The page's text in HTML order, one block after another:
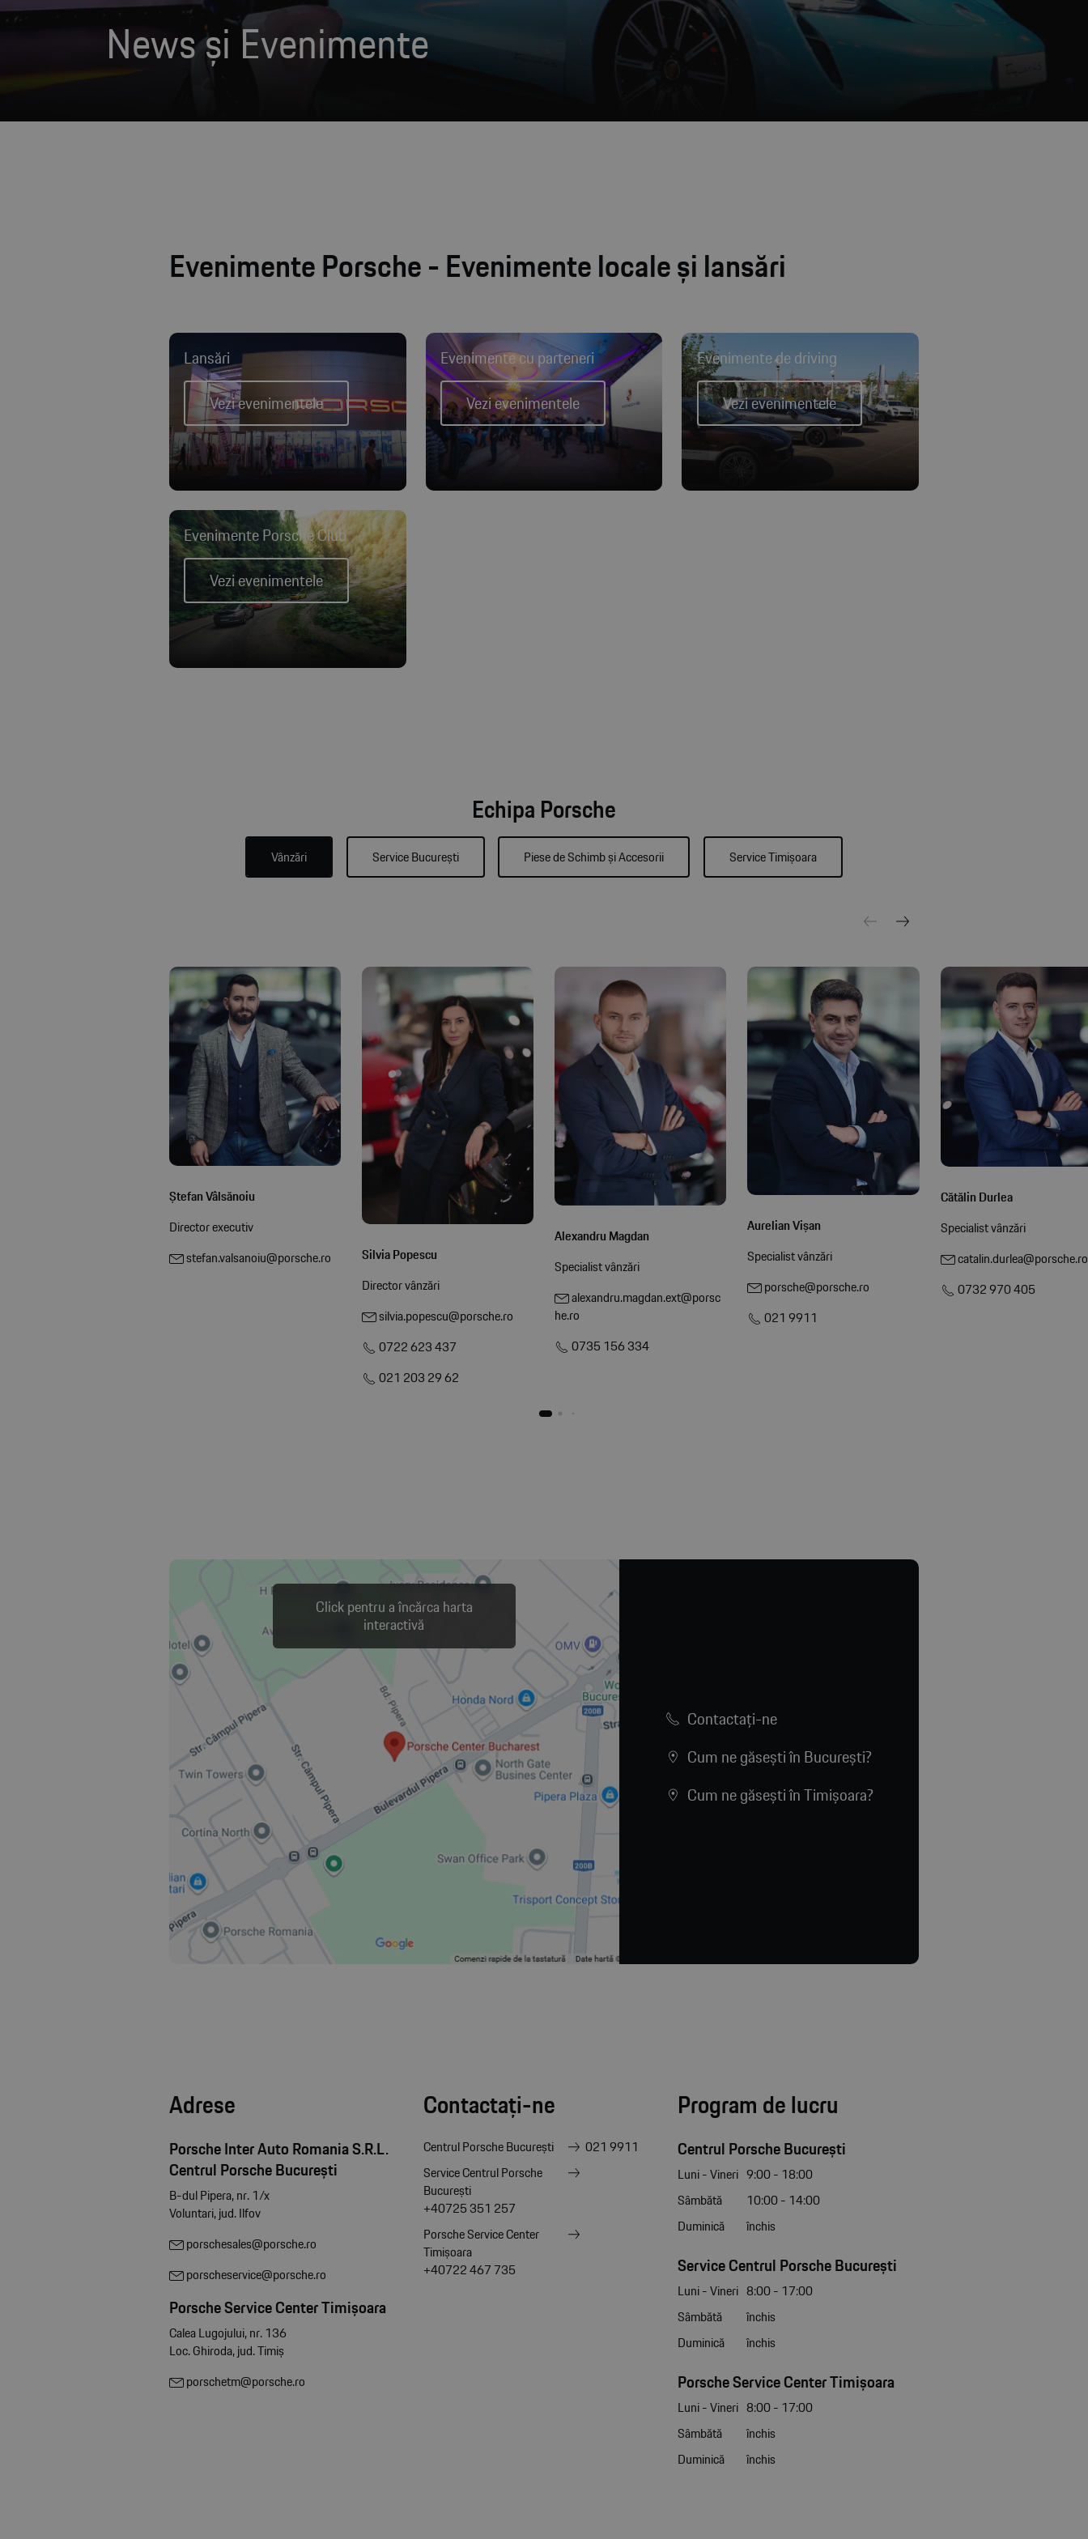
News și Evenimente
Evenimente Porsche - Evenimente locale și lansări
Lansări
Vezi evenimentele
Evenimente cu parteneri
Vezi evenimentele
Evenimente de driving
Vezi evenimentele
Evenimente Porsche Club
Vezi evenimentele
Echipa Porsche
Vânzări Service București Piese de Schimb și Accesorii Service Timișoara
Ștefan Vâlsănoiu
Director executiv
stefan.valsanoiu@porsche.ro
Silvia Popescu
Director vânzări
silvia.popescu@porsche.ro
0722 623 437
021 203 29 62
Alexandru Magdan
Specialist vânzări
alexandru.magdan.ext@porsc
he.ro
0735 156 334
Aurelian Vișan
Specialist vânzări
porsche@porsche.ro
021 9911
Cătălin Durlea
Specialist vânzări
catalin.durlea@porsche.ro
0732 970 405
Click pentru a încărca harta
interactivă
Contactaţi-ne
Cum ne găsești în București?
Cum ne găsești în Timișoara?
Adrese
Porsche Inter Auto Romania S.R.L.
Centrul Porsche București
B-dul Pipera, nr. 1/x
Voluntari, jud. Ilfov
porschesales@porsche.ro
porscheservice@porsche.ro
Porsche Service Center Timișoara
Calea Lugojului, nr. 136
Loc. Ghiroda, jud. Timiș
porschetm@porsche.ro
Contactați-ne
Centrul Porsche București
021 9911
Service Centrul Porsche
București
+40725 351 257
Porsche Service Center
Timișoara
+40722 467 735
Program de lucru
Centrul Porsche București
Luni - Vineri 9:00 - 18:00
Sâmbătă
10:00 - 14:00
Duminică
închis
Service Centrul Porsche București
Luni - Vineri 8:00 - 17:00
Sâmbătă
închis
Duminică
închis
Porsche Service Center Timișoara
Luni - Vineri 8:00 - 17:00
Sâmbătă
închis
Duminică
închis